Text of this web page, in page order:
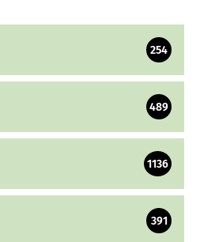
254
489
1136
391